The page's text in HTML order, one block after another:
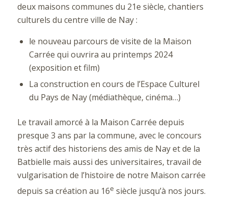
deux maisons communes du 21e siècle, chantiers
culturels du centre ville de Nay :
le nouveau parcours de visite de la Maison
Carrée qui ouvrira au printemps 2024
(exposition et film)
La construction en cours de l’Espace Culturel
du Pays de Nay (médiathèque, cinéma…)
Le travail amorcé à la Maison Carrée depuis
presque 3 ans par la commune, avec le concours
très actif des historiens des amis de Nay et de la
Batbielle mais aussi des universitaires, travail de
vulgarisation de l’histoire de notre Maison carrée
depuis sa création au 16e siècle jusqu’à nos jours.